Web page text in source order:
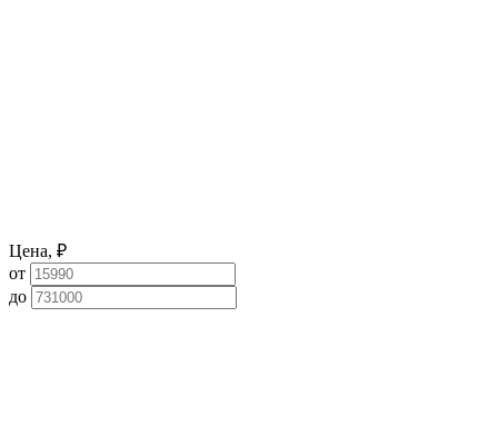
Цена, ₽
от
до